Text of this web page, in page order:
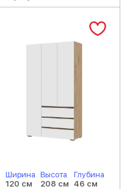
Ширина
120 см
Высота
208 см
Глубина
46 см